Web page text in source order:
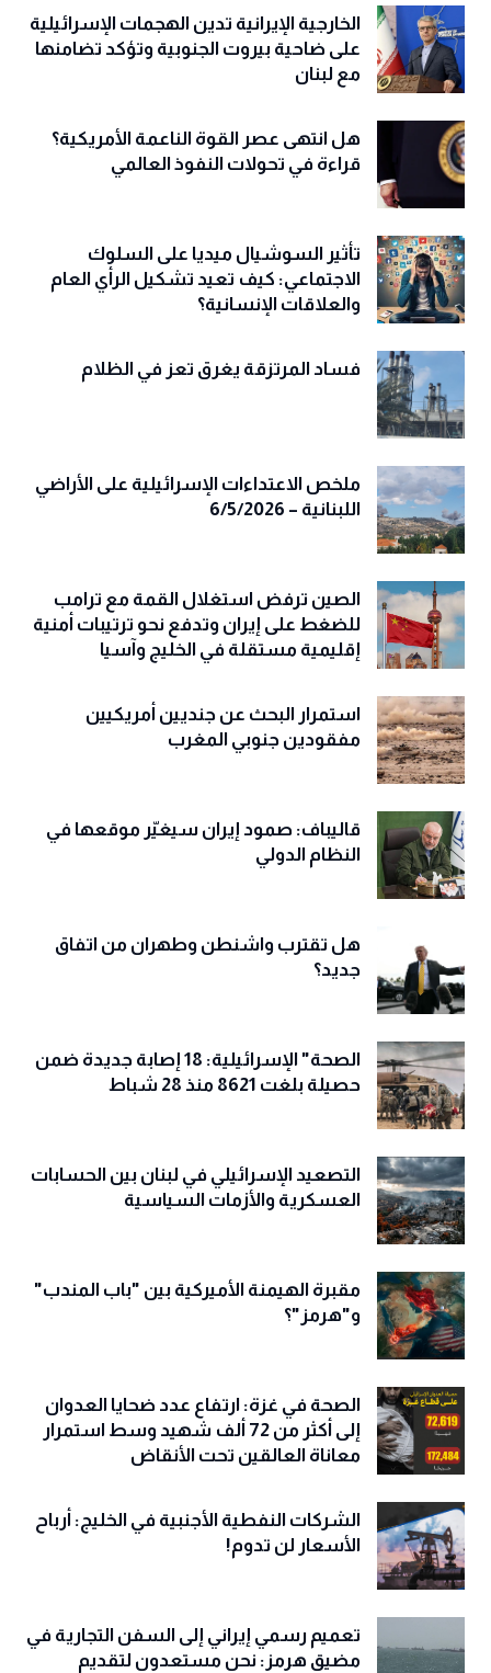
الخارجية الإيرانية تدين الهجمات الإسرائيلية
على ضاحية بيروت الجنوبية وتؤكد تضامنها
مع لبنان
هل انتهى عصر القوة الناعمة الأمريكية؟
قراءة في تحولات النفوذ العالمي
تأثير السوشيال ميديا على السلوك
الاجتماعي: كيف تعيد تشكيل الرأي العام
والعلاقات الإنسانية؟
فساد المرتزقة يغرق تعز في الظلام
ملخص الاعتداءات الإسرائيلية على الأراضي
اللبنانية – 6/5/2026
الصين ترفض استغلال القمة مع ترامب
للضغط على إيران وتدفع نحو ترتيبات أمنية
إقليمية مستقلة في الخليج وآسيا
استمرار البحث عن جنديين أمريكيين
مفقودين جنوبي المغرب
قاليباف: صمود إيران سيغيّر موقعها في
النظام الدولي
هل تقترب واشنطن وطهران من اتفاق
جديد؟
الصحة" الإسرائيلية: 18 إصابة جديدة ضمن
حصيلة بلغت 8621 منذ 28 شباط
التصعيد الإسرائيلي في لبنان بين الحسابات
العسكرية والأزمات السياسية
مقبرة الهيمنة الأميركية بين "باب المندب"
و"هرمز"؟
الصحة في غزة: ارتفاع عدد ضحايا العدوان
إلى أكثر من 72 ألف شهيد وسط استمرار
معاناة العالقين تحت الأنقاض
الشركات النفطية الأجنبية في الخليج: أرباح
الأسعار لن تدوم!
تعميم رسمي إيراني إلى السفن التجارية في
مضيق هرمز: نحن مستعدون لتقديم